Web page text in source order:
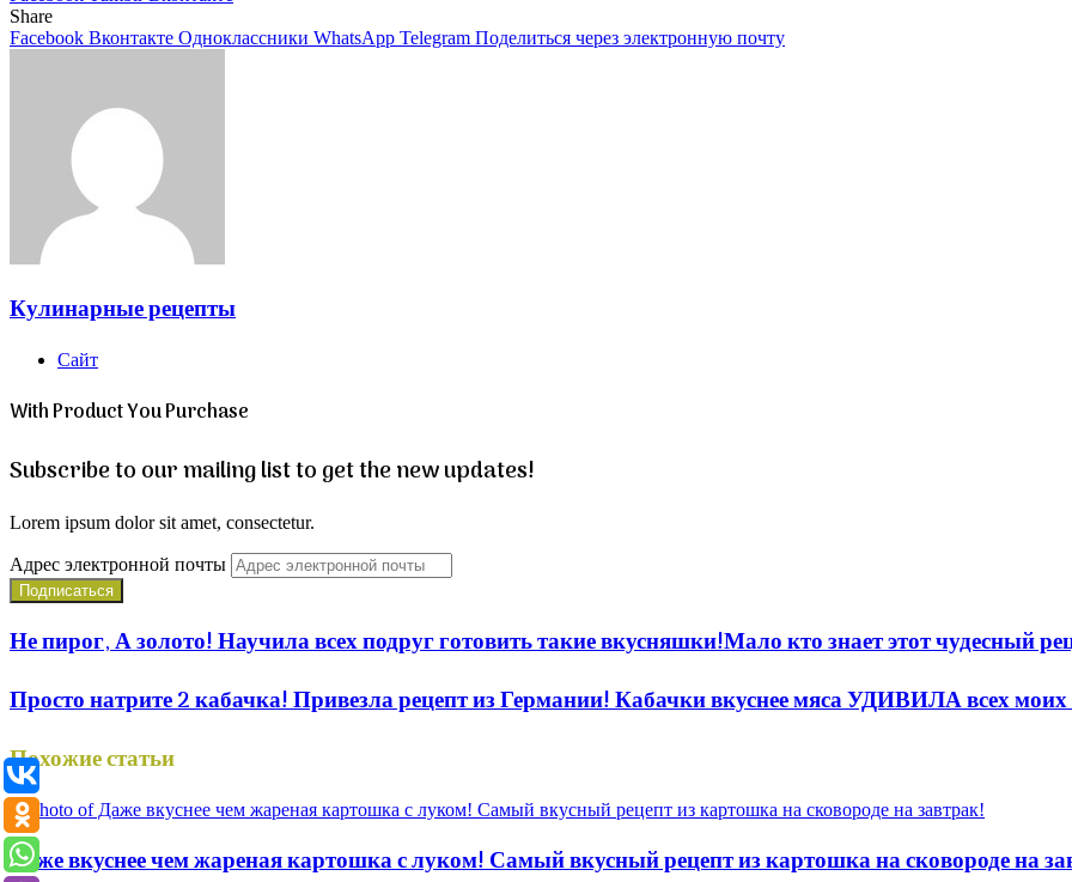
Share
Facebook Вконтакте Одноклассники WhatsApp Telegram Поделиться через электронную почту
Кулинарные рецепты
Сайт
With Product You Purchase
Subscribe to our mailing list to get the new updates!
Lorem ipsum dolor sit amet, consectetur.
Адрес электронной почты
Не пирог, А золото! Научила всех подруг готовить такие вкусняшки!Мало кто знает этот чудесный
Просто натрите 2 кабачка! Привезла рецепт из Германии! Кабачки вкуснее мяса УДИВИЛА всех
Похожие статьи
Даже вкуснее чем жареная картошка с луком! Самый вкусный рецепт из картошка на сковороде на